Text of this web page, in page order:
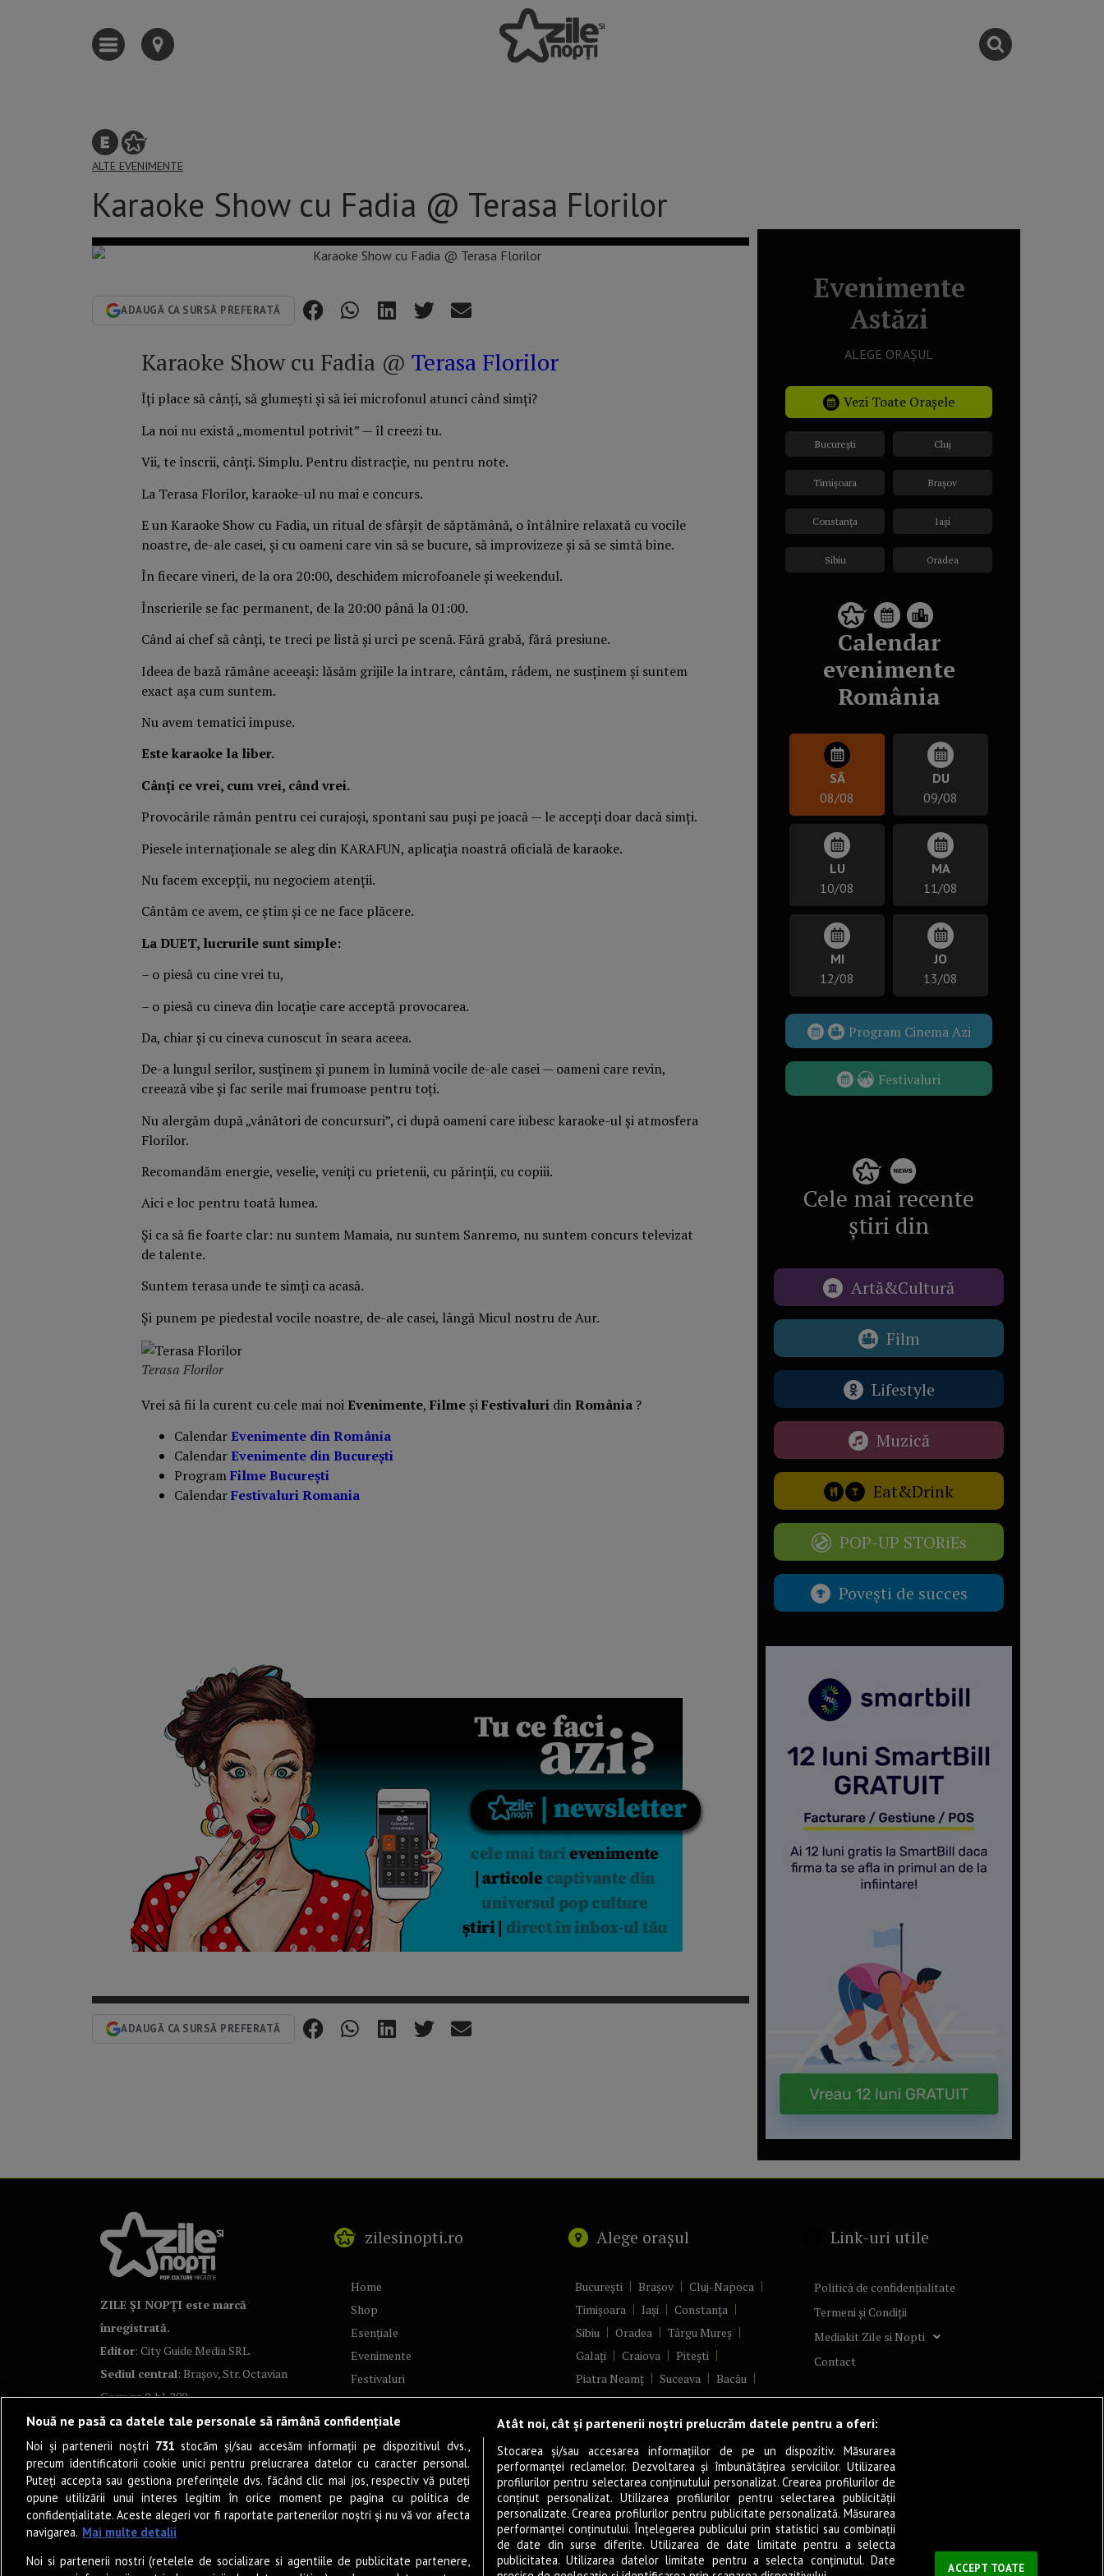
ALTE EVENIMENTE
Karaoke Show cu Fadia @ Terasa Florilor
ADAUGĂ CA SURSĂ PREFERATĂ
Karaoke Show cu Fadia @ Terasa Florilor
Îți place să cânți, să glumești și să iei microfonul atunci când simți?
La noi nu există „momentul potrivit” — îl creezi tu.
Vii, te înscrii, cânți. Simplu. Pentru distracție, nu pentru note.
La Terasa Florilor, karaoke-ul nu mai e concurs.
E un Karaoke Show cu Fadia, un ritual de sfârșit de săptămână, o întâlnire relaxată cu vocile
noastre, de-ale casei, și cu oameni care vin să se bucure, să improvizeze și să se simtă bine.
În fiecare vineri, de la ora 20:00, deschidem microfoanele și weekendul.
Înscrierile se fac permanent, de la 20:00 până la 01:00.
Când ai chef să cânți, te treci pe listă și urci pe scenă. Fără grabă, fără presiune.
Ideea de bază rămâne aceeași: lăsăm grijile la intrare, cântăm, râdem, ne susținem și suntem
exact așa cum suntem.
Nu avem tematici impuse.
Este karaoke la liber.
Cânți ce vrei, cum vrei, când vrei.
Provocările rămân pentru cei curajoși, spontani sau puși pe joacă — le accepți doar dacă simți.
Piesele internaționale se aleg din KARAFUN, aplicația noastră oficială de karaoke.
Nu facem excepții, nu negociem atenții.
Cântăm ce avem, ce știm și ce ne face plăcere.
La DUET, lucrurile sunt simple:
– o piesă cu cine vrei tu,
– o piesă cu cineva din locație care acceptă provocarea.
Da, chiar și cu cineva cunoscut în seara aceea.
De-a lungul serilor, susținem și punem în lumină vocile de-ale casei — oameni care revin,
creează vibe și fac serile mai frumoase pentru toți.
Nu alergăm după „vânători de concursuri”, ci după oameni care iubesc karaoke-ul și atmosfera
Florilor.
Recomandăm energie, veselie, veniți cu prietenii, cu părinții, cu copiii.
Aici e loc pentru toată lumea.
Și ca să fie foarte clar: nu suntem Mamaia, nu suntem Sanremo, nu suntem concurs televizat
de talente.
Suntem terasa unde te simți ca acasă.
Și punem pe piedestal vocile noastre, de-ale casei, lângă Micul nostru de Aur.
Terasa Florilor
Vrei să fii la curent cu cele mai noiEvenimente, Filme șiFestivaluri dinRomânia ?
CalendarEvenimente din România
CalendarEvenimente din București
ProgramFilme București
CalendarFestivaluri Romania
ADAUGĂ CA SURSĂ PREFERATĂ
Evenimente
Astăzi
ALEGE ORAȘUL
Vezi Toate Orașele
București
Timișoara
Constanța
Sibiu
Cluj
Brașov
Iași
Oradea
Calendar
evenimente
România
SÂ
08/08
DU
09/08
LU
10/08
MA
11/08
MI
12/08
JO
13/08
Program Cinema Azi
Festivaluri
Cele mai recente
știri din
Artă&Cultură
Film
Lifestyle
Muzică
Eat&Drink
POP-UP STORiEs
Povești de succes
ZILE ȘI NOPȚI este marcă
înregistrată.
Editor: City Guide Media SRL.
Sediul central: Brașov, Str. Octavian
Goga nr. 9, bl. 290
zilesinopti.ro
Home
Shop
Esențiale
Evenimente
Festivaluri
Concerte
Artă & Cultură
Teatru
Film
Program filme
Lifestyle
Muzică
Alege orașul
București Brașov
Cluj-Napoca
Timișoara
Iași
Constanța
Sibiu
Oradea
Târgu Mureș
Galați
Craiova
Pitești
Piatra Neamț
Suceava
Bacău
Brăila
Ploiești
Râmnicu Vâlcea
Alba Iulia
Arad
Bistrița
Baia Mare
Satu Mare
Sfântu Gheorghe
Deva
Focșani
Tulcea
Târgu Jiu
Alexandria
Botoșani
Buzău Vaslui
Reșița
Târgoviște
Drobeta-Turnu Severin
Călărași
Link-uri utile
Politică de confidențialitate
Termeni și Condiții
Mediakit Zile si Nopti
Contact
Nouă ne pasă ca datele tale personale să rămână confidențiale
Noi și partenerii noștri 731 stocăm și/sau accesăm informații pe dispozitivul dvs.,
precum identificatorii cookie unici pentru prelucrarea datelor cu caracter personal.
Puteți accepta sau gestiona preferințele dvs. făcând clic mai jos, respectiv vă puteți
opune utilizării unui interes legitim în orice moment pe pagina cu politica de
confidențialitate. Aceste alegeri vor fi raportate partenerilor noștri și nu vă vor afecta
navigarea. Mai multe detalii
Noi si partenerii nostri (retelele de socializare si agentiile de publicitate partenere,
Atât noi, cât și partenerii noștri prelucrăm datele pentru a oferi:
Stocarea și/sau accesarea informațiilor de pe un dispozitiv. Măsurarea
performanței reclamelor. Dezvoltarea și îmbunătățirea serviciilor. Utilizarea
profilurilor pentru selectarea conținutului personalizat. Crearea profilurilor de
conținut personalizat. Utilizarea profilurilor pentru selectarea publicității
personalizate. Crearea profilurilor pentru publicitate personalizată. Măsurarea
performanței conținutului. Înțelegerea publicului prin statistici sau combinații
de date din surse diferite. Utilizarea de date limitate pentru a selecta
publicitatea. Utilizarea datelor limitate pentru a selecta conținutul. Date
ACCEPT TOATE